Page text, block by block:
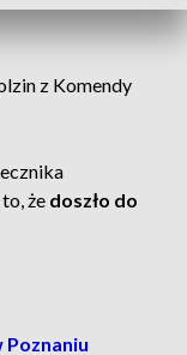
z Komendy
że doszło do
Poznaniu